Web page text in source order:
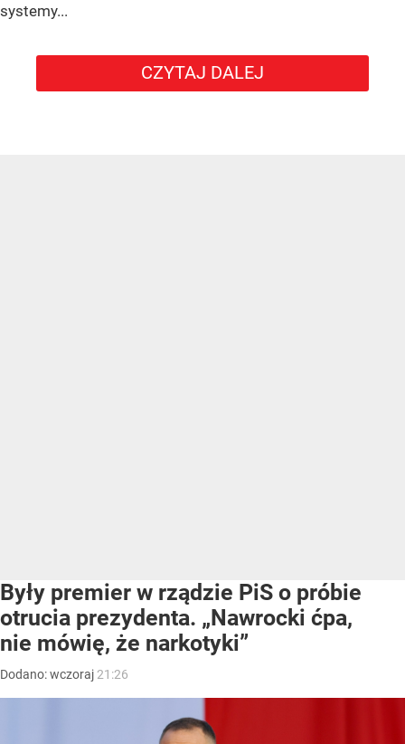
systemy...
CZYTAJ DALEJ
Były premier w rządzie PiS o próbie
otrucia prezydenta. „Nawrocki ćpa,
nie mówię, że narkotyki”
Dodano:wczoraj 21:26